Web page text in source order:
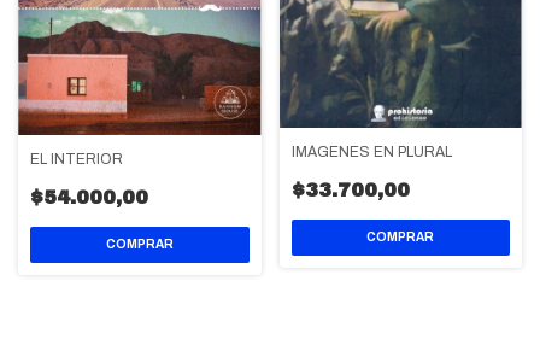
EL INTERIOR
$54.000,00
IMÁGENES EN PLURAL
$33.700,00